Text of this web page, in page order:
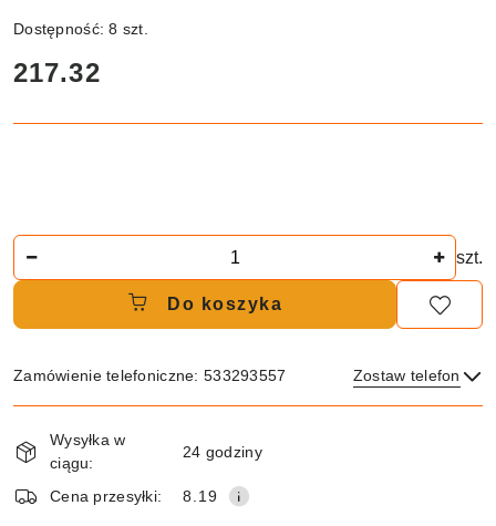
Dostępność:8 szt.
cena:
217.32
szt.
Do koszyka
Zamówienie telefoniczne: 533293557 Zostaw telefon
i
dostawa
Wysyłka w
ciągu:
24 godziny
Cena przesyłki: 8.19